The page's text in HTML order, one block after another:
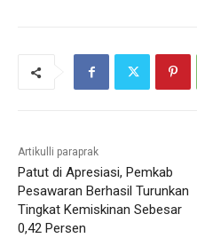
Artikulli paraprak
Patut di Apresiasi, Pemkab
Pesawaran Berhasil Turunkan
Tingkat Kemiskinan Sebesar
0,42 Persen